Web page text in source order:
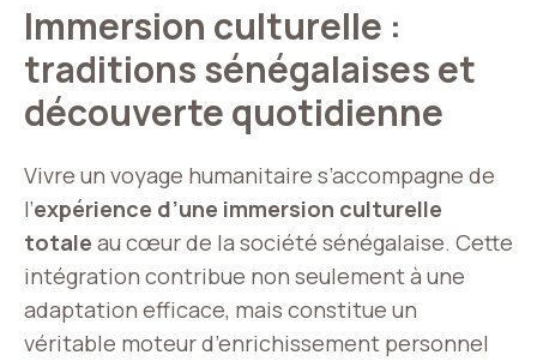
Immersion culturelle :
traditions sénégalaises et
découverte quotidienne
Vivre un voyage humanitaire s’accompagne de
l’expérience d’une immersion culturelle
totale au cœur de la société sénégalaise. Cette
intégration contribue non seulement à une
adaptation efficace, mais constitue un
véritable moteur d’enrichissement personnel